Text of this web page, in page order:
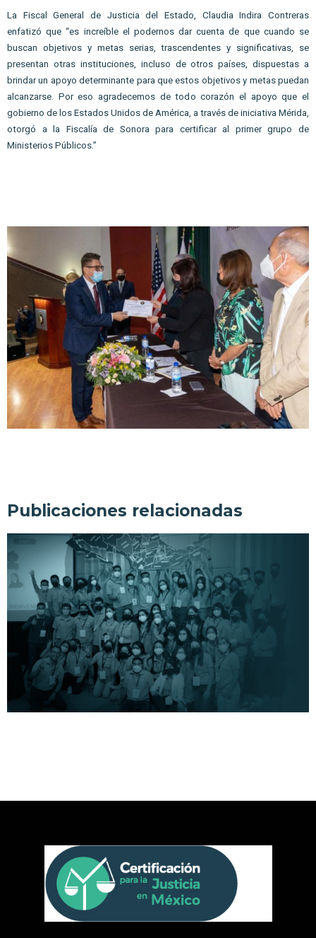
La Fiscal General de Justicia del Estado, Claudia Indira Contreras
enfatizó que “es increíble el podernos dar cuenta de que cuando se
buscan objetivos y metas serias, trascendentes y significativas, se
presentan otras instituciones, incluso de otros países, dispuestas a
brindar un apoyo determinante para que estos objetivos y metas puedan
alcanzarse. Por eso agradecemos de todo corazón el apoyo que el
gobierno de los Estados Unidos de América, a través de iniciativa Mérida,
otorgó a la Fiscalía de Sonora para certificar al primer grupo de
Ministerios Públicos.”
Publicaciones relacionadas
3 Blog CEJUME